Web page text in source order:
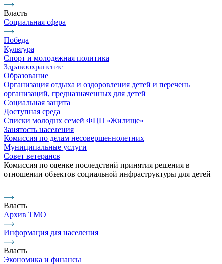
Власть
Социальная сфера
Победа
Культура
Спорт и молодежная политика
Здравоохранение
Образование
Организация отдыха и оздоровления детей и перечень
организаций, предназначенных для детей
Социальная защита
Доступная среда
Списки молодых семей ФЦП «Жилище»
Занятость населения
Комиссия по делам несовершеннолетних
Муниципальные услуги
Совет ветеранов
Комиссия по оценке последствий принятия решения в
отношении объектов социальной инфраструктуры для детей
Власть
Архив ТМО
Информация для населения
Власть
Экономика и финансы